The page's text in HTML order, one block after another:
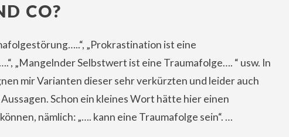
CO?
„Prokrastination ist eine
„Mangelnder Selbstwert ist eine Traumafolge…. “ usw. In
mir Varianten dieser sehr verkürzten und leider auch
Schon ein kleines Wort hätte hier einen
nämlich: „…. kann eine Traumafolge sein“. …